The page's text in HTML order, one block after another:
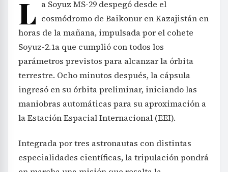
L a Soyuz MS-29 despegó desde el
cosmódromo de Baikonur en Kazajistán en
horas de la mañana, impulsada por el cohete
Soyuz-2.1a que cumplió con todos los
parámetros previstos para alcanzar la órbita
terrestre. Ocho minutos después, la cápsula
ingresó en su órbita preliminar, iniciando las
maniobras automáticas para su aproximación a
la Estación Espacial Internacional (EEI).
Integrada por tres astronautas con distintas
especialidades científicas, la tripulación pondrá